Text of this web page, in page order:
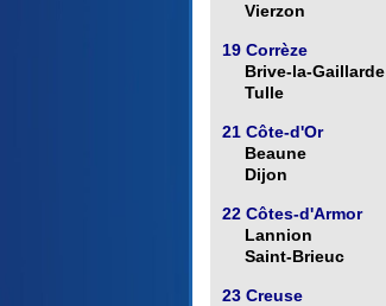
Vierzon
19 Corrèze
Brive-la-Gaillarde
Tulle
21 Côte-d'Or
Beaune
Dijon
22 Côtes-d'Armor
Lannion
Saint-Brieuc
23 Creuse